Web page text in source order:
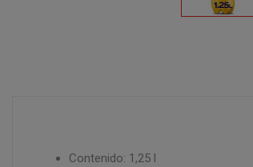
Contenido: 1,25 l